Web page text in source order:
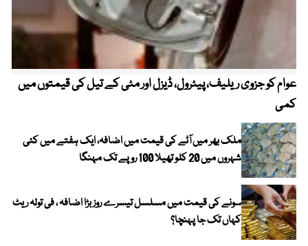
عوام کو جزوی ریلیف، پیٹرول، ڈیزل اور مٹی کے تیل کی قیمتوں میں
کمی
ملک بھر میں آٹے کی قیمت میں اضافہ، ایک ہفتے میں کئی
شہروں میں 20 کلو تھیلا 100 روپے تک مہنگا
سونے کی قیمت میں مسلسل تیسرے روز بڑا اضافہ ، فی تولہ ریٹ
کہاں تک جا پہنچا؟